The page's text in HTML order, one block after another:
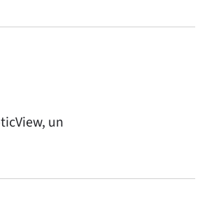
un